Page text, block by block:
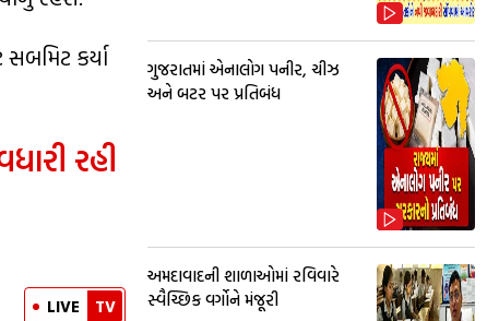
કર્યા
રહી
LIVE TV
ગુજરાતમાં એનાલોગ પનીર, ચીઝ
અને બટર પર પ્રતિબંધ
અમદાવાદની શાળાઓમાં રવિવારે
સ્વૈચ્છિક વર્ગોને મંજૂરી